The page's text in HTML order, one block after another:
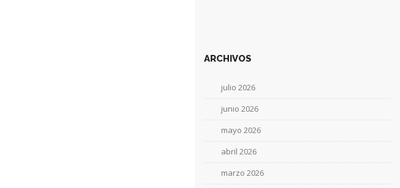
ARCHIVOS
julio 2026
junio 2026
mayo 2026
abril 2026
marzo 2026